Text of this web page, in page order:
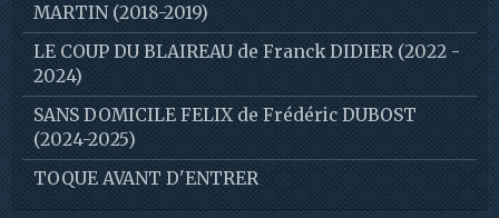
MARTIN (2018-2019)
LE COUP DU BLAIREAU de Franck DIDIER (2022 -
2024)
SANS DOMICILE FELIX de Frédéric DUBOST
(2024-2025)
TOQUE AVANT D'ENTRER